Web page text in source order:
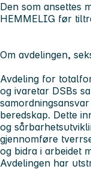
Den som ansettes
HEMMELIG før
Om avdelingen,
Avdeling for
og ivaretar DSBs
beredskap. Dette
og
gjennomføre
og bidra i arbeidet
Avdelingen har